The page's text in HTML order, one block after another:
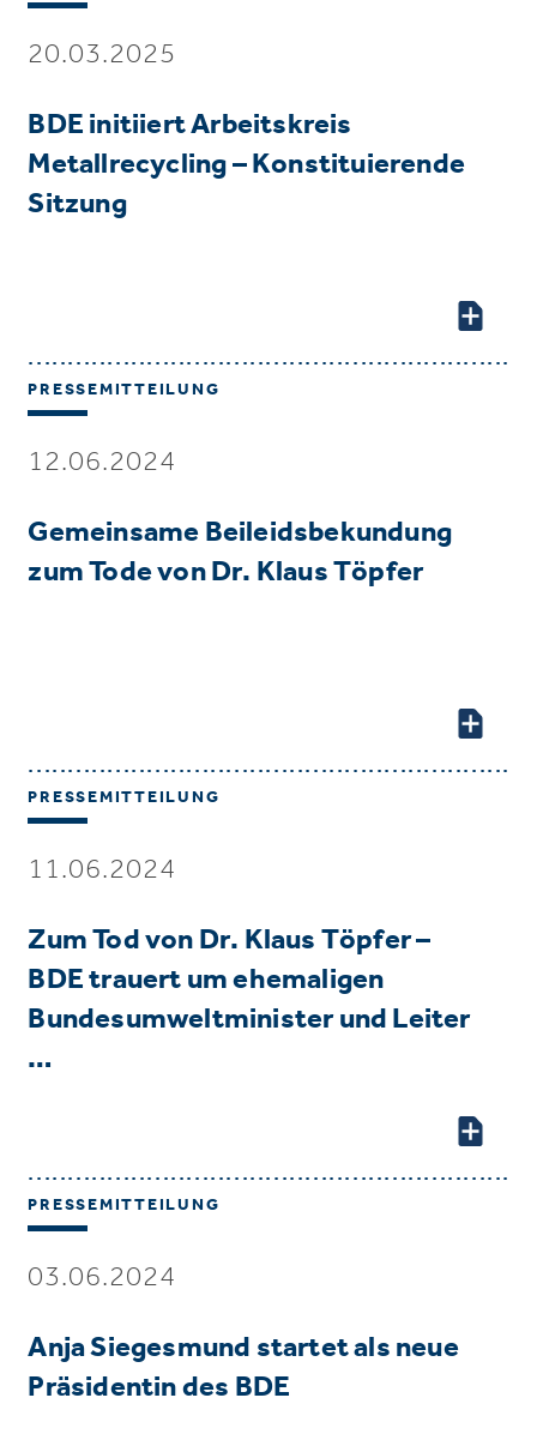
20.03.2025
BDE initiiert Arbeitskreis
Metallrecycling – Konstituierende
Sitzung
PRESSEMITTEILUNG
12.06.2024
Gemeinsame Beileidsbekundung
zum Tode von Dr. Klaus Töpfer
PRESSEMITTEILUNG
11.06.2024
Zum Tod von Dr. Klaus Töpfer –
BDE trauert um ehemaligen
Bundesumweltminister und Leiter
…
PRESSEMITTEILUNG
03.06.2024
Anja Siegesmund startet als neue
Präsidentin des BDE